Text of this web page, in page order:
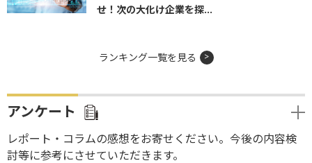
せ！次の大化け企業を探...
ランキング一覧を見る
アンケート
レポート・コラムの感想をお寄せください。今後の内容検
討等に参考にさせていただきます。